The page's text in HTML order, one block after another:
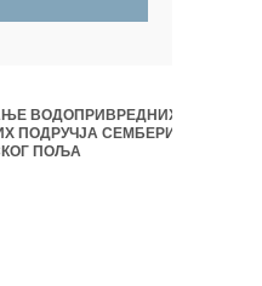
ВОДОПРИВРЕДНИХ
ПОДРУЧЈА СЕМБЕРИЈЕ,
ПОЉА